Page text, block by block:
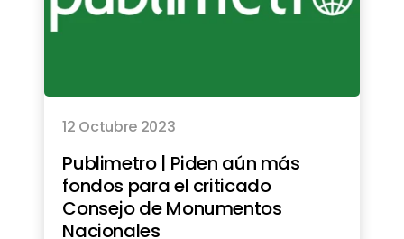
12 Octubre 2023
Publimetro | Piden aún más
fondos para el criticado
Consejo de Monumentos
Nacionales